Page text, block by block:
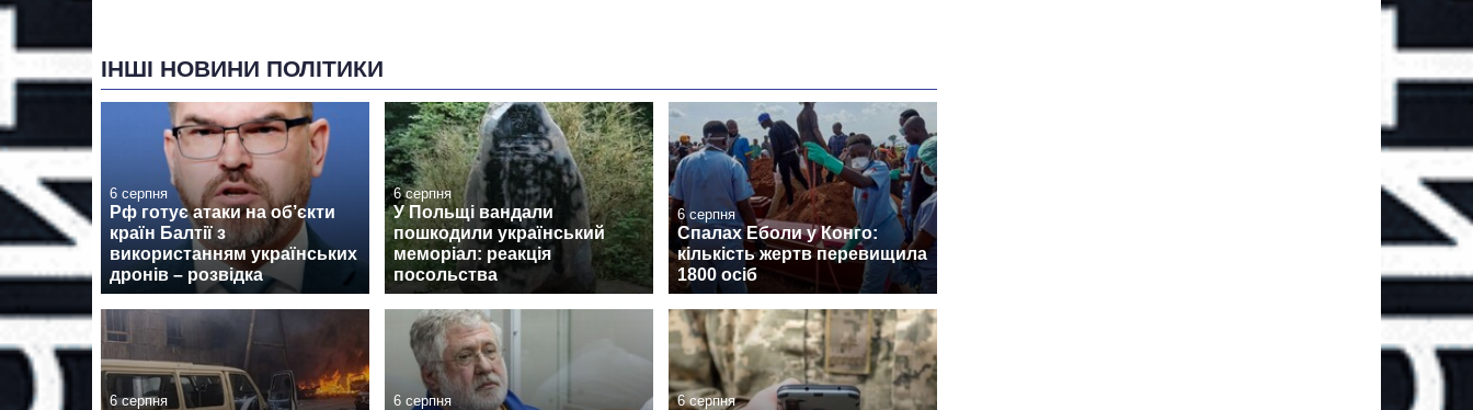
ІНШІ НОВИНИ ПОЛІТИКИ
6 серпня
Рф готує атаки на об’єкти
країн Балтії з
використанням українських
дронів – розвідка
6 серпня
У Польщі вандали
пошкодили український
меморіал: реакція
посольства
6 серпня
Спалах Еболи у Конго:
кількість жертв перевищила
1800 осіб
6 серпня 6 серпня 6 серпня